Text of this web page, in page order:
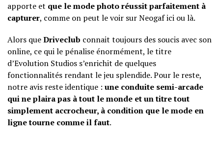
apporte et que le mode photo réussit parfaitement à
capturer, comme on peut le voir sur Neogafici oulà.
Alors queDriveclub connait toujours des soucis avec son
online, ce qui le pénalise énormément, le titre
d’Evolution Studios s’enrichit de quelques
fonctionnalités rendant le jeu splendide. Pour le reste,
notre avis reste identique : une conduite semi-arcade
qui ne plaira pas à tout le monde et un titre tout
simplement accrocheur, à condition que le mode en
ligne tourne comme il faut.